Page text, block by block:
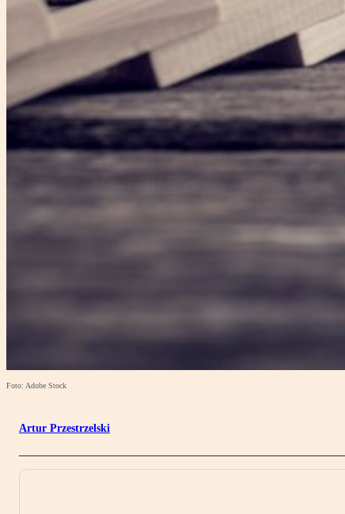
Foto: Adobe Stock
Artur Przestrzelski